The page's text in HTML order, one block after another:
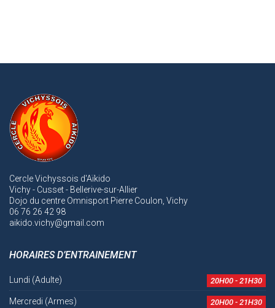
Cercle Vichyssois d'Aïkido
Vichy - Cusset - Bellerive-sur-Allier
Dojo du centre Omnisport Pierre Coulon, Vichy
06 76 26 42 98
aikido.vichy@gmail.com
HORAIRES D’ENTRAINEMENT
Lundi (Adulte) 20H00 - 21H30
Mercredi (Armes) 20H00 - 21H30